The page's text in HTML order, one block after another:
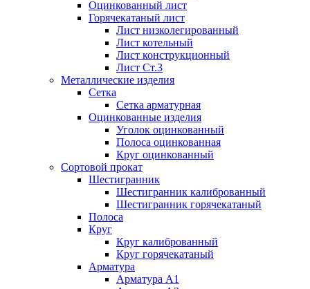
Оцинкованный лист
Горячекатаный лист
Лист низколегированный
Лист котельный
Лист конструкционный
Лист Ст.3
Металлические изделия
Сетка
Сетка арматурная
Оцинкованные изделия
Уголок оцинкованный
Полоса оцинкованная
Круг оцинкованный
Сортовой прокат
Шестигранник
Шестигранник калиброванный
Шестигранник горячекатаный
Полоса
Круг
Круг калиброванный
Круг горячекатаный
Арматура
Арматура А1